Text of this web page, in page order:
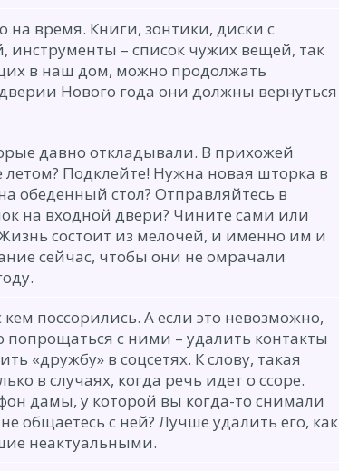
на время. Книги, зонтики, диски с
– список чужих вещей, так
в наш дом, можно продолжать
Нового года они должны вернуться
давно откладывали. В прихожей
Подклейте! Нужна новая шторка в
обеденный стол? Отправляйтесь в
на входной двери? Чините сами или
состоит из мелочей, и именно им и
сейчас, чтобы они не омрачали
поссорились. А если это невозможно,
попрощаться с ними – удалить контакты
«дружбу» в соцсетях. К слову, такая
в случаях, когда речь идет о ссоре.
дамы, у которой вы когда-то снимали
общаетесь с ней? Лучше удалить его, как
неактуальными.